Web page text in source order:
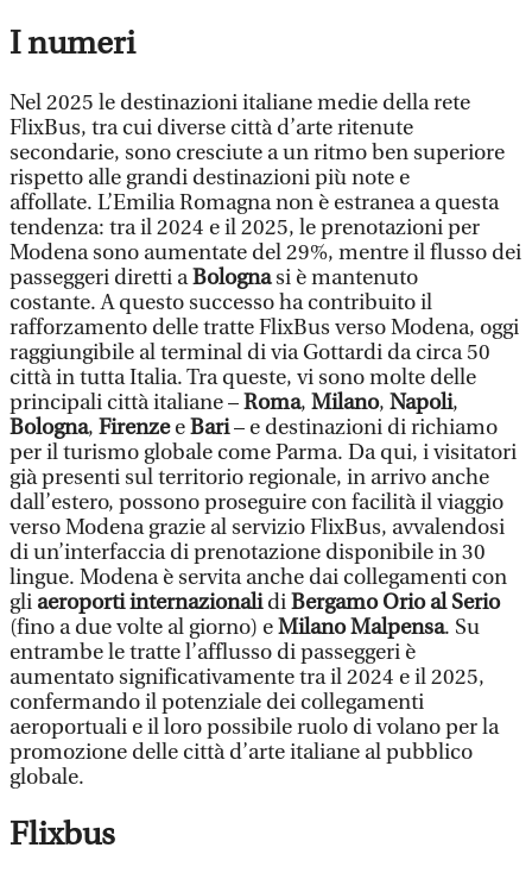
I numeri
Nel 2025 le destinazioni italiane medie della rete
FlixBus, tra cui diverse città d’arte ritenute
secondarie, sono cresciute a un ritmo ben superiore
rispetto alle grandi destinazioni più note e
affollate. L’Emilia Romagna non è estranea a questa
tendenza: tra il 2024 e il 2025, le prenotazioni per
Modena sono aumentate del 29%, mentre il flusso dei
passeggeri diretti aBolognasi è mantenuto
costante. A questo successo ha contribuito il
rafforzamento delle tratte FlixBus verso Modena, oggi
raggiungibile al terminal di via Gottardi da circa 50
città in tutta Italia. Tra queste, vi sono molte delle
principali città italiane –Roma, Milano, Napoli,
Bologna, FirenzeeBari– e destinazioni di richiamo
per il turismo globale come Parma. Da qui, i visitatori
già presenti sul territorio regionale, in arrivo anche
dall’estero, possono proseguire con facilità il viaggio
verso Modena grazie al servizio FlixBus, avvalendosi
di un’interfaccia di prenotazione disponibile in 30
lingue. Modena è servita anche dai collegamenti con
gli aeroporti internazionalidiBergamo Orio al Serio
(fino a due volte al giorno) eMilano Malpensa. Su
entrambe le tratte l’afflusso di passeggeri è
aumentato significativamente tra il 2024 e il 2025,
confermando il potenziale dei collegamenti
aeroportuali e il loro possibile ruolo di volano per la
promozione delle città d’arte italiane al pubblico
globale.
Flixbus